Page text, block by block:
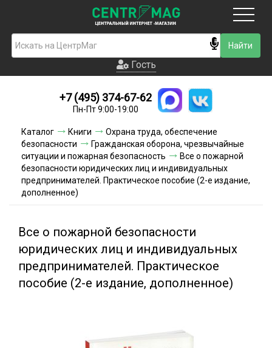
Гость
Новинки
Условия доставки
Условия оплаты
Контакты
Гость
+7 (495) 374-67-62
Пн-Пт 9:00-19:00
Каталог Книги
Охрана труда, обеспечение
безопасности
Гражданская оборона, чрезвычайные
ситуации и пожарная безопасность
Все о пожарной
безопасности юридических лиц и индивидуальных
предпринимателей. Практическое пособие (2-е издание,
дополненное)
Все о пожарной безопасности
юридических лиц и индивидуальных
предпринимателей. Практическое
пособие (2-е издание, дополненное)